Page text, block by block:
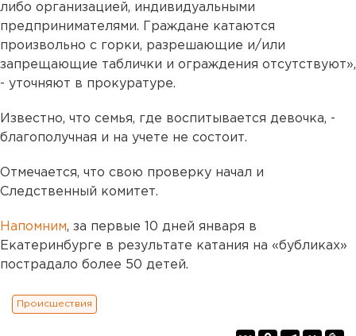
либо организацией, индивидуальными
предпринимателями. Граждане катаются
произвольно с горки, разрешающие и/или
запрещающие таблички и ограждения отсутствуют»,
- уточняют в прокуратуре.
Известно, что семья, где воспитывается девочка, -
благополучная и на учете не состоит.
Отмечается, что свою проверку начал и
Следственный комитет.
Напомним, за первые 10 дней января в
Екатеринбурге в результате катания на «бубликах»
пострадало более 50 детей.
Происшествия